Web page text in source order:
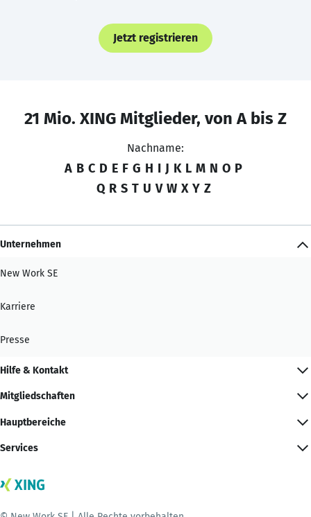
Jetzt registrieren
21 Mio. XING Mitglieder, von A bis Z
Nachname:
A B C D E F G H I J K L M N O P
Q R S T U V W X Y Z
Unternehmen
New Work SE
Karriere
Presse
Hilfe & Kontakt
Mitgliedschaften
Hauptbereiche
Services